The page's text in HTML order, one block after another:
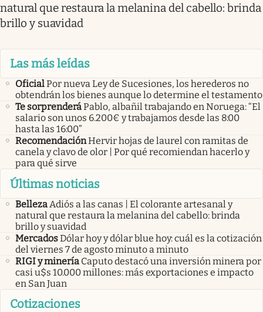
natural que restaura la melanina del cabello: brinda
brillo y suavidad
Las más leídas
OficialPor nueva Ley de Sucesiones, los herederos no
obtendrán los bienes aunque lo determine el testamento
Te sorprenderáPablo, albañil trabajando en Noruega: “El
salario son unos 6.200€ y trabajamos desde las 8:00
hasta las 16:00”
RecomendaciónHervir hojas de laurel con ramitas de
canela y clavo de olor | Por qué recomiendan hacerlo y
para qué sirve
Últimas noticias
BellezaAdiós a las canas | El colorante artesanal y
natural que restaura la melanina del cabello: brinda
brillo y suavidad
MercadosDólar hoy y dólar blue hoy: cuál es la cotización
del viernes 7 de agosto minuto a minuto
RIGI y minería Caputo destacó una inversión minera por
casi u$s 10.000 millones: más exportaciones e impacto
en San Juan
Cotizaciones